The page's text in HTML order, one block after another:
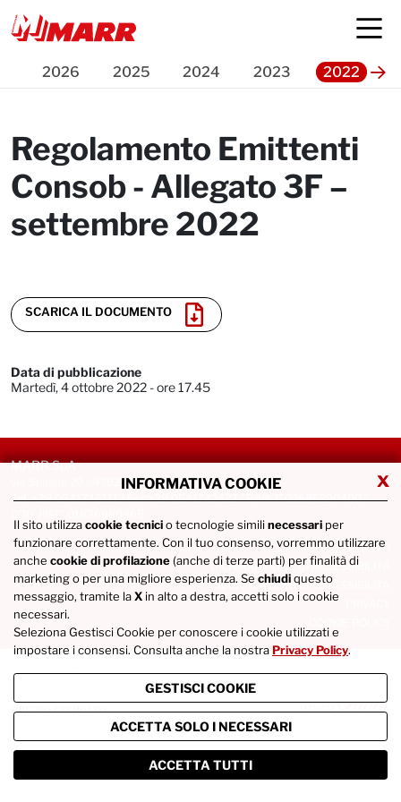
x
INFORMATIVA COOKIE
Il sito utilizzacookie tecnicio tecnologie similinecessari per
funzionare correttamente. Con il tuo consenso, vorremmo utilizzare
anche cookie di profilazione(anche di terze parti) per finalità di
marketing o per una migliore esperienza. Se chiudiquesto
messaggio, tramite laX in alto a destra, accetti solo i cookie
necessari.
Seleziona Gestisci Cookie per conoscere i cookie utilizzati e
impostare i consensi. Consulta anche la nostraPrivacy Policy.
GESTISCI COOKIE
ACCETTA SOLO I NECESSARI
ACCETTA TUTTI
2026 2025 2024 2023 2022
Regolamento Emittenti
Consob - Allegato 3F –
settembre 2022
SCARICA IL DOCUMENTO
Data di pubblicazione
Martedì, 4 ottobre 2022 - ore 17.45
MARR SpA
via Spagna 20 - 47921 Rimini
Tel. +39 0541746111 / Fax +39 0541742422 / P.IVA IT02686290400 /
CONTATTI
DICHIARAZIONE DI ACCESSIBILITÀ
SEGNALAZIONI DI ACCESSIBILITÀ